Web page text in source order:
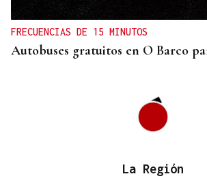
FRECUENCIAS DE 15 MINUTOS
Autobuses gratuitos en O Barco
La Región